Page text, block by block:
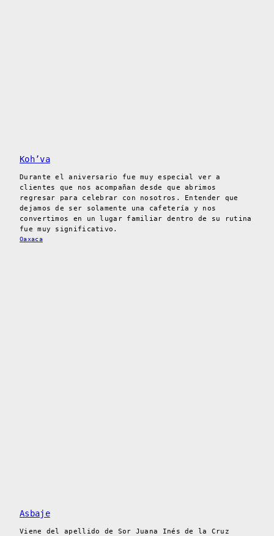
Koh’va
Durante el aniversario fue muy especial ver a
clientes que nos acompañan desde que abrimos
regresar para celebrar con nosotros. Entender que
dejamos de ser solamente una cafetería y nos
convertimos en un lugar familiar dentro de su rutina
fue muy significativo.
Oaxaca
Asbaje
Viene del apellido de Sor Juana Inés de la Cruz